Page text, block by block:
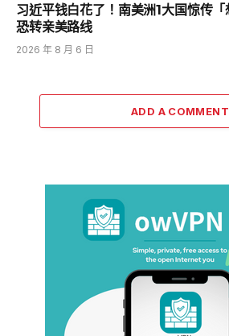
习近平钱白花了！南美洲1大国惊传
恐转亲美路线
2026 年 8 月 6 日
ADD A COMMENT